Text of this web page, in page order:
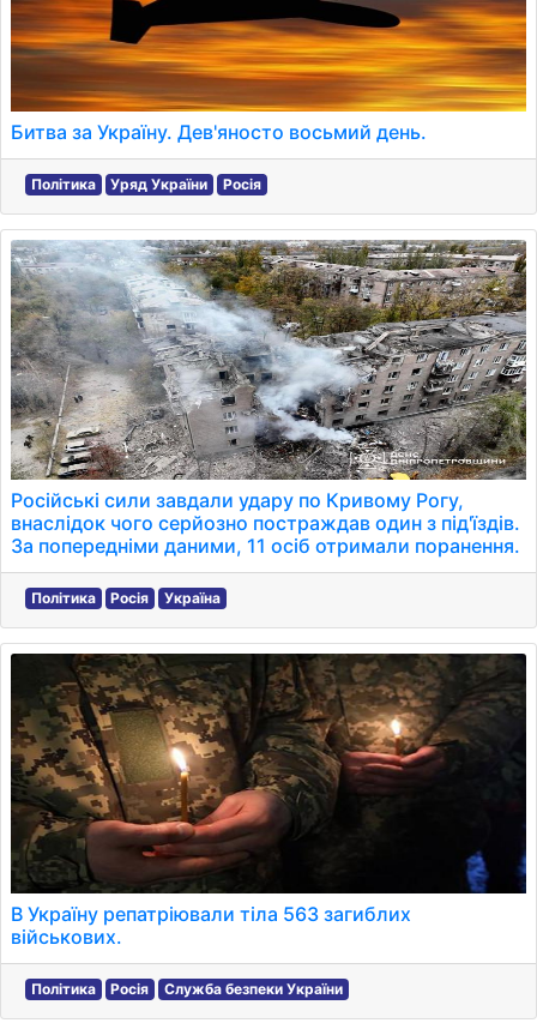
Битва за Україну. Дев'яносто восьмий день.
Політика Уряд України Росія
Російські сили завдали удару по Кривому Рогу,
внаслідок чого серйозно постраждав один з під'їздів.
За попередніми даними, 11 осіб отримали поранення.
Політика Росія Україна
В Україну репатріювали тіла 563 загиблих
військових.
Політика Росія Служба безпеки України